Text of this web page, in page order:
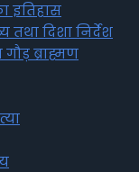
इतिहास
तथा दिशा निर्देश
ब्राह्मण